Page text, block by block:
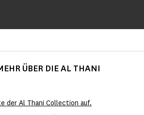
ÜBER DIE AL THANI
der Al Thani Collection auf.